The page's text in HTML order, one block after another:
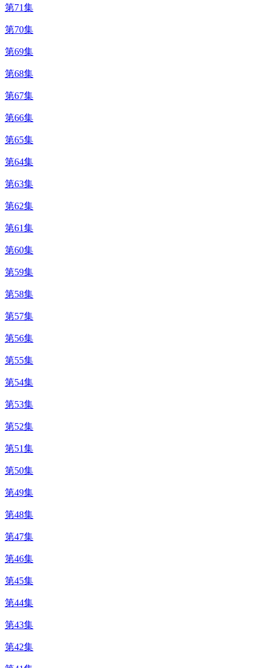
第71集
第70集
第69集
第68集
第67集
第66集
第65集
第64集
第63集
第62集
第61集
第60集
第59集
第58集
第57集
第56集
第55集
第54集
第53集
第52集
第51集
第50集
第49集
第48集
第47集
第46集
第45集
第44集
第43集
第42集